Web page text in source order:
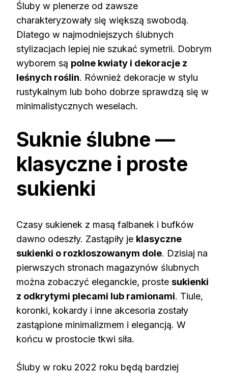
Śluby w plenerze od zawsze
charakteryzowały się większą swobodą.
Dlatego w najmodniejszych ślubnych
stylizacjach lepiej nie szukać symetrii. Dobrym
wyborem są polne kwiaty i dekoracje z
leśnych roślin. Również dekoracje w stylu
rustykalnym lub boho dobrze sprawdzą się w
minimalistycznych weselach.
Suknie ślubne —
klasyczne i proste
sukienki
Czasy sukienek z masą falbanek i bufków
dawno odeszły. Zastąpiły je klasyczne
sukienki o rozkloszowanym dole. Dzisiaj na
pierwszych stronach magazynów ślubnych
można zobaczyć eleganckie, proste sukienki
z odkrytymi plecami lub ramionami. Tiule,
koronki, kokardy i inne akcesoria zostały
zastąpione minimalizmem i elegancją. W
końcu w prostocie tkwi siła.
Śluby w roku 2022 roku będą bardziej